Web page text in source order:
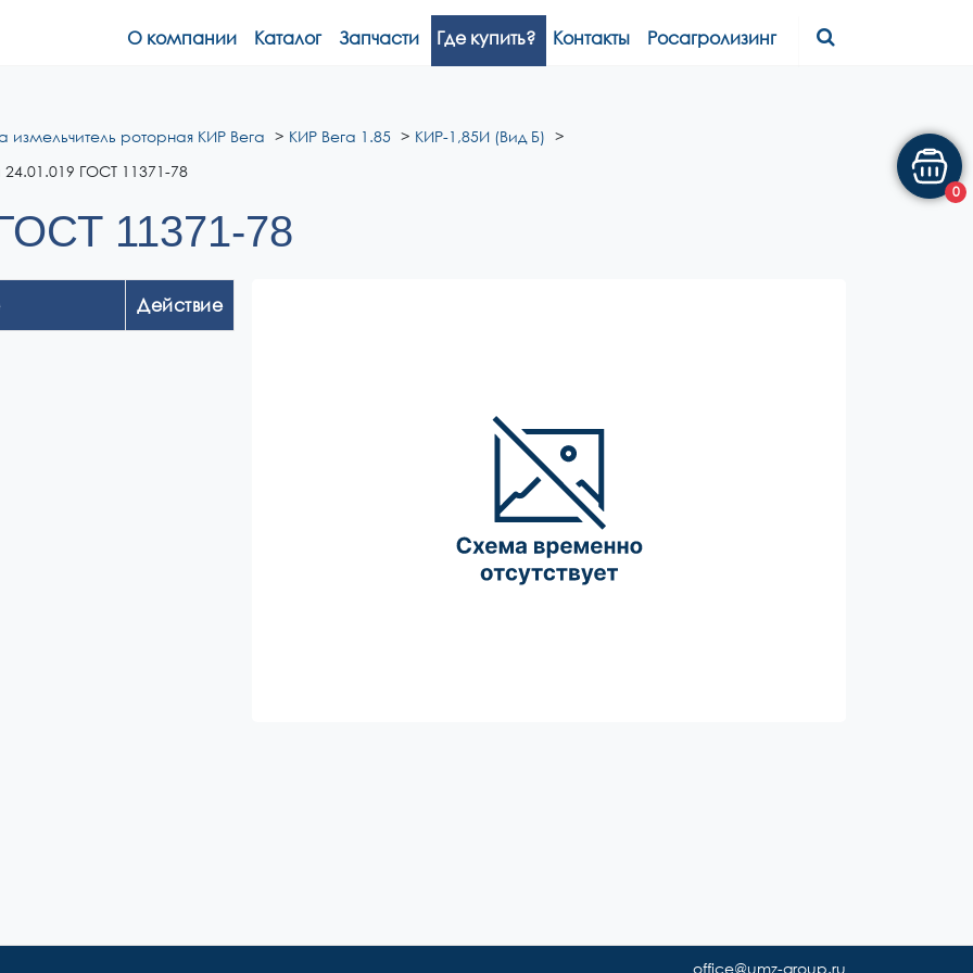
О компании Каталог Запчасти Где купить? Контакты Росагролизинг
измельчитель роторная КИР Вега КИР Вега 1.85
КИР-1,85И (Вид Б)
ГОСТ 11371-78
11371-78
Действие
office@umz-group.ru
0